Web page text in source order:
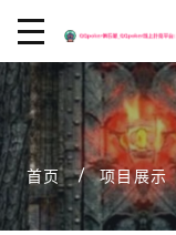
首页 项目展示